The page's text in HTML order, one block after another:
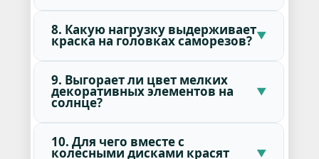
8. Какую нагрузку выдерживает
краска на головках саморезов?
9. Выгорает ли цвет мелких
декоративных элементов на
солнце?
10. Для чего вместе с
колесными дисками красят